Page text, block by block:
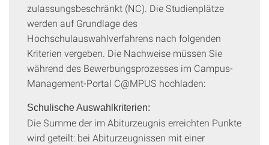
zulassungsbeschränkt (NC). Die Studienplätze
werden auf Grundlage des
Hochschulauswahlverfahrens nach folgenden
Kriterien vergeben. Die Nachweise müssen Sie
während des Bewerbungsprozesses im Campus-
Management-Portal C@MPUS hochladen:
Schulische Auswahlkriterien:
Die Summe der im Abiturzeugnis erreichten Punkte
wird geteilt: bei Abiturzeugnissen mit einer